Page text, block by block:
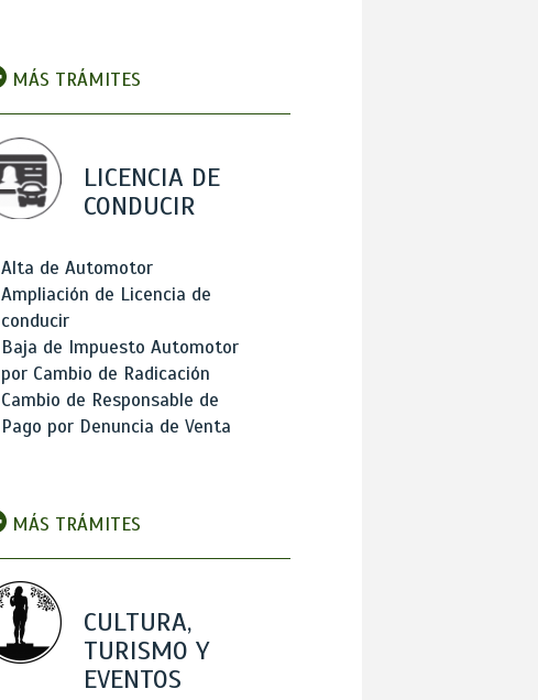
MÁS TRÁMITES
LICENCIA DE
CONDUCIR
Alta de Automotor
Ampliación de Licencia de
conducir
Baja de Impuesto Automotor
por Cambio de Radicación
Cambio de Responsable de
Pago por Denuncia de Venta
MÁS TRÁMITES
CULTURA,
TURISMO Y
EVENTOS